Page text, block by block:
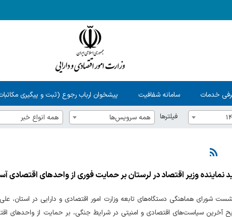
خدمات سامانه شفافیت پیشخوان ارباب رجوع (ثبت و پیگیری
فیلترها همه سرویس‌ها همه انواع خبر
نماینده وزیر اقتصاد در لرستان بر حمایت فوری از واحدهای اقتصادی
شورای هماهنگی دستگاه‌های تابعه وزارت امور اقتصادی و دارایی در استان،
آخرین سیاست‌های اقتصادی و امنیتی در شرایط جنگی، بر حمایت از واحدهای